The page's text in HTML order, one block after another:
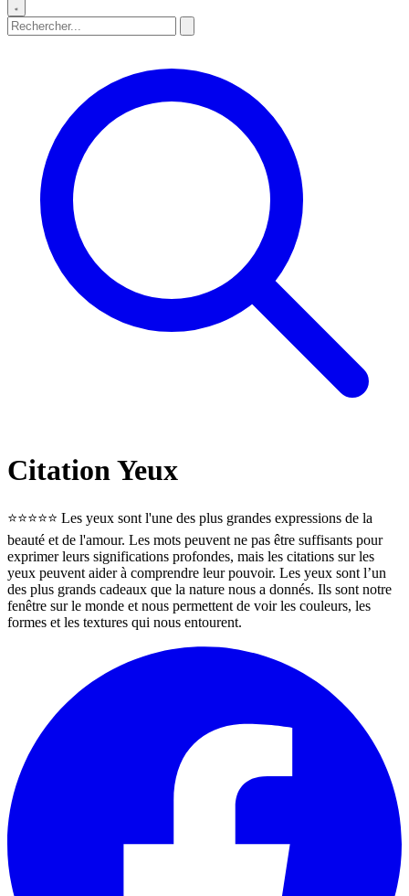
Citation Yeux
⭐⭐⭐⭐⭐ Les yeux sont l'une des plus grandes expressions de la
beauté et de l'amour. Les mots peuvent ne pas être suffisants pour
exprimer leurs significations profondes, mais les citations sur les
yeux peuvent aider à comprendre leur pouvoir. Les yeux sont l’un
des plus grands cadeaux que la nature nous a donnés. Ils sont notre
fenêtre sur le monde et nous permettent de voir les couleurs, les
formes et les textures qui nous entourent.